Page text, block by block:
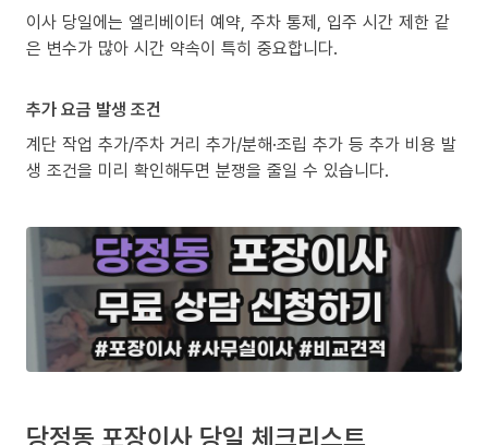
이사 당일에는 엘리베이터 예약, 주차 통제, 입주 시간 제한 같
은 변수가 많아 시간 약속이 특히 중요합니다.
추가 요금 발생 조건
계단 작업 추가/주차 거리 추가/분해·조립 추가 등 추가 비용 발
생 조건을 미리 확인해두면 분쟁을 줄일 수 있습니다.
당정동 포장이사 당일 체크리스트